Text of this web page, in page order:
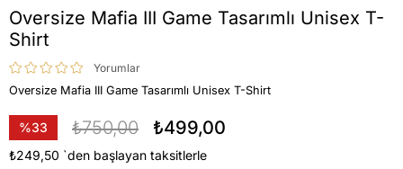
Oversize Mafia III Game Tasarımlı Unisex T-
Shirt
Yorumlar
Oversize Mafia III Game Tasarımlı Unisex T-Shirt
%33
İndirim
₺750,00 ₺499,00
₺249,50 `den başlayan taksitlerle